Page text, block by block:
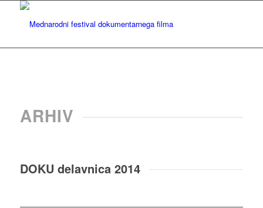
ARHIV
DOKU delavnica 2014